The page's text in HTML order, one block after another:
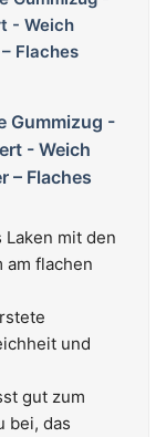
Gummizug -
- Weich
– Flaches
mit den
am flachen
und
gut zum
bei, das